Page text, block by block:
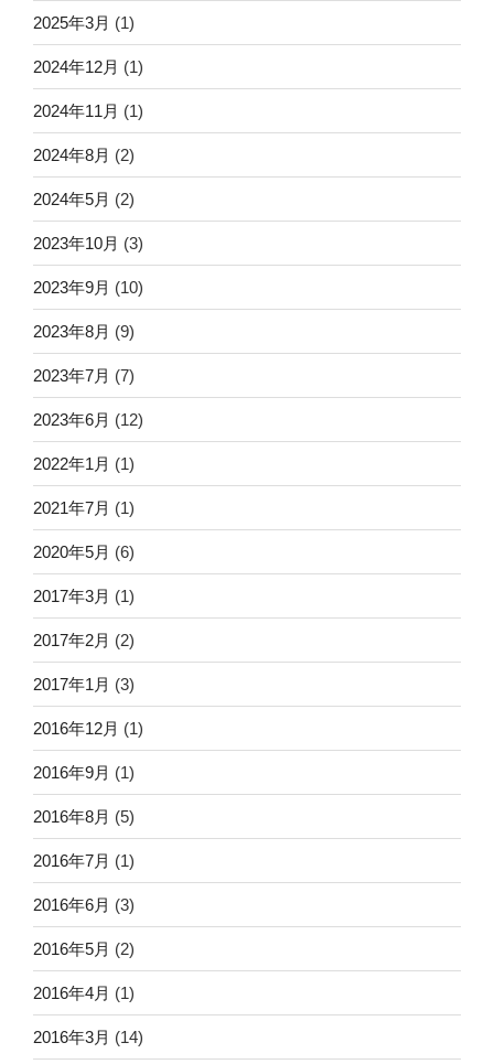
2025年3月 (1)
2024年12月 (1)
2024年11月 (1)
2024年8月 (2)
2024年5月 (2)
2023年10月 (3)
2023年9月 (10)
2023年8月 (9)
2023年7月 (7)
2023年6月 (12)
2022年1月 (1)
2021年7月 (1)
2020年5月 (6)
2017年3月 (1)
2017年2月 (2)
2017年1月 (3)
2016年12月 (1)
2016年9月 (1)
2016年8月 (5)
2016年7月 (1)
2016年6月 (3)
2016年5月 (2)
2016年4月 (1)
2016年3月 (14)